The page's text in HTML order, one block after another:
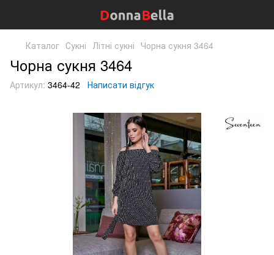
Каталог Сукні Літні сукні Чорна сукня 3464
Чорна сукня 3464
Артикул: 3464-42 Написати відгук